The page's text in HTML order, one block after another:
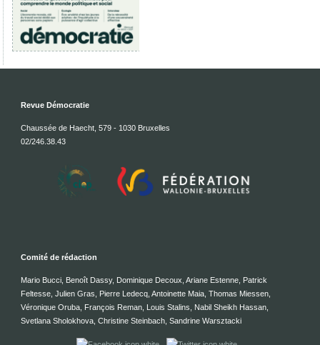
Revue Démocratie
Chaussée de Haecht, 579 - 1030 Bruxelles
02/246.38.43
Comité de rédaction
Mario Bucci, Benoît Dassy, Dominique Decoux, Ariane Estenne, Patrick
Feltesse, Julien Gras, Pierre Ledecq, Antoinette Maia, Thomas Miessen,
Véronique Oruba, François Reman, Louis Stalins, Nabil Sheikh Hassan,
Svetlana Sholokhova, Christine Steinbach, Sandrine Warsztacki